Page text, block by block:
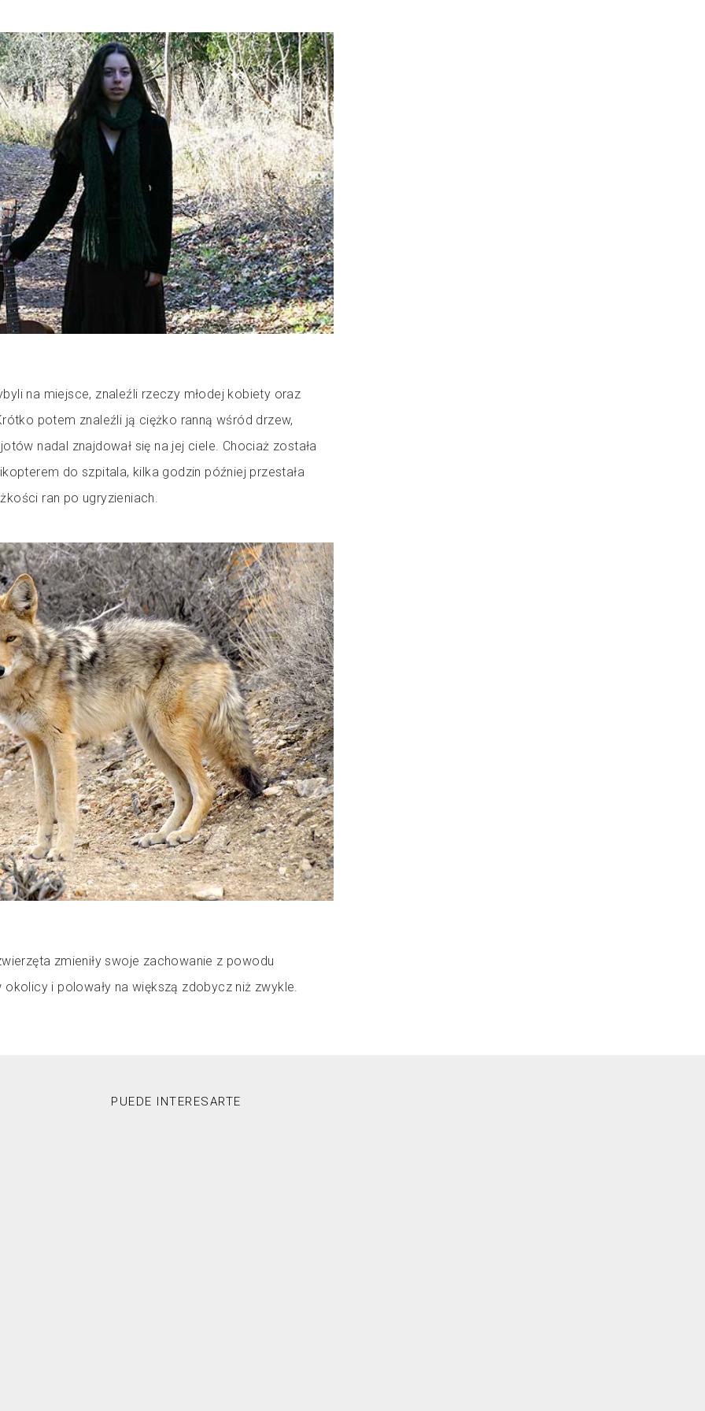
na miejsce, znaleźli rzeczy młodej kobiety oraz
potem znaleźli ją ciężko ranną wśród drzew,
nadal znajdował się na jej ciele. Chociaż została
do szpitala, kilka godzin później przestała
ran po ugryzieniach.
zmieniły swoje zachowanie z powodu
i polowały na większą zdobycz niż zwykle.
PUEDE INTERESARTE